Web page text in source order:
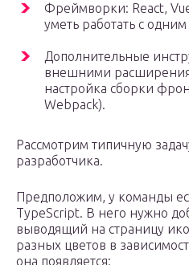
Фреймворки: React,
уметь работать с
Дополнительные
внешними
настройка сборки
Webpack).
Рассмотрим типичную
разработчика.
Предположим, у команды
TypeScript. В него нужно
выводящий на страницу
разных цветов в
она появляется: